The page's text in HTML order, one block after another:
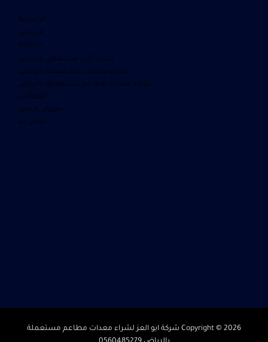
الرئيسية
من نحن
خدماتنا
شراء أثاث مستعمل بالرياض
شراء مكيفات مستعمله بالرياض
شراء معدات مطاعم مستعملة بالرياض
المقالات
معرض الصور
اتصل بنا
Copyright © 2026 شركة ابو العز لشراء معدات مطاعم مستعملة